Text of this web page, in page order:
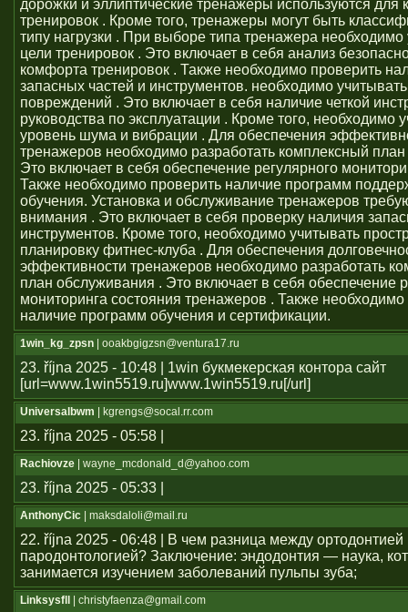
дорожки и эллиптические тренажеры используются для
тренировок . Кроме того, тренажеры могут быть
типу нагрузки . При выборе типа тренажера необходимо
цели тренировок . Это включает в себя анализ
комфорта тренировок . Также необходимо проверить
запасных частей и инструментов. необходимо
повреждений . Это включает в себя наличие четкой
руководства по эксплуатации . Кроме того, необходимо
уровень шума и вибрации . Для обеспечения
тренажеров необходимо разработать комплексный план
Это включает в себя обеспечение регулярного
Также необходимо проверить наличие программ
обучения. Установка и обслуживание тренажеров
внимания . Это включает в себя проверку наличия
инструментов. Кроме того, необходимо учитывать
планировку фитнес-клуба . Для обеспечения
эффективности тренажеров необходимо разработать
план обслуживания . Это включает в себя обеспечение
мониторинга состояния тренажеров . Также необходимо
наличие программ обучения и сертификации.
1win_kg_zpsn | ooakbgigzsn@ventura17.ru
23. října 2025 - 10:48 | 1win букмекерская контора сайт
[url=www.1win5519.ru]www.1win5519.ru[/url]
Universalbwm | kgrengs@socal.rr.com
23. října 2025 - 05:58 |
Rachiovze | wayne_mcdonald_d@yahoo.com
23. října 2025 - 05:33 |
AnthonyCic | maksdaloli@mail.ru
22. října 2025 - 06:48 | В чем разница между ортодонтией
пародонтологией? Заключение: эндодонтия — наука,
занимается изучением заболеваний пульпы зуба;
Linksysfll | christyfaenza@gmail.com